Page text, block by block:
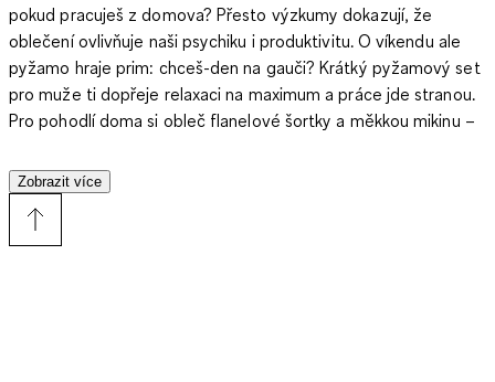
pokud pracuješ z domova? Přesto výzkumy dokazují, že
oblečení ovlivňuje naši psychiku i produktivitu. O víkendu ale
pyžamo hraje prim: chceš-den na gauči? Krátký pyžamový set
pro muže ti dopřeje relaxaci na maximum a práce jde stranou.
Pro pohodlí doma si obleč flanelové šortky a měkkou mikinu –
lounge styl. Chceš to elegantněji? Luxusní saténové šortky s
vhodným tričkem a pohodlným županem vytvoří dokonalý
domácí „hollywoodský“ vzhled – chybí už jen doutník a whisky.
Zobrazit více